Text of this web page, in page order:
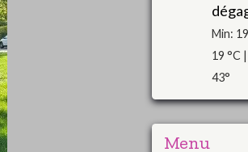
Min:
19 °C
43°
Menu